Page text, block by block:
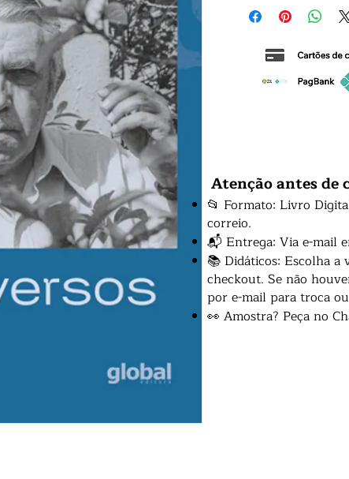
Atenção antes de
📂 Formato: Livro
correio.
📬 Entrega: Via e-mail
📚 Didáticos: Escolha a
checkout. Se não
por e-mail para troca
👀 Amostra? Peça no